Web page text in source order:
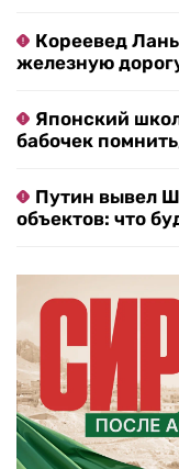
Кореевед
железную
Японский
бабочек
Путин вывел
объектов: что